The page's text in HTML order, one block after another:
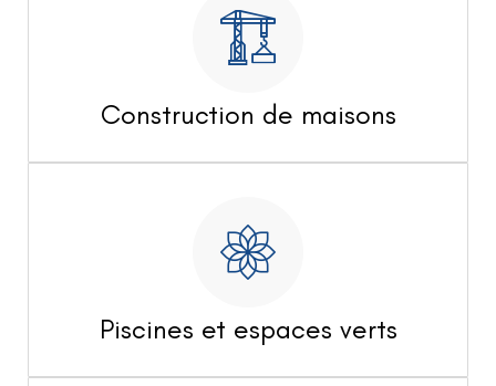
Construction de maisons
Piscines et espaces verts